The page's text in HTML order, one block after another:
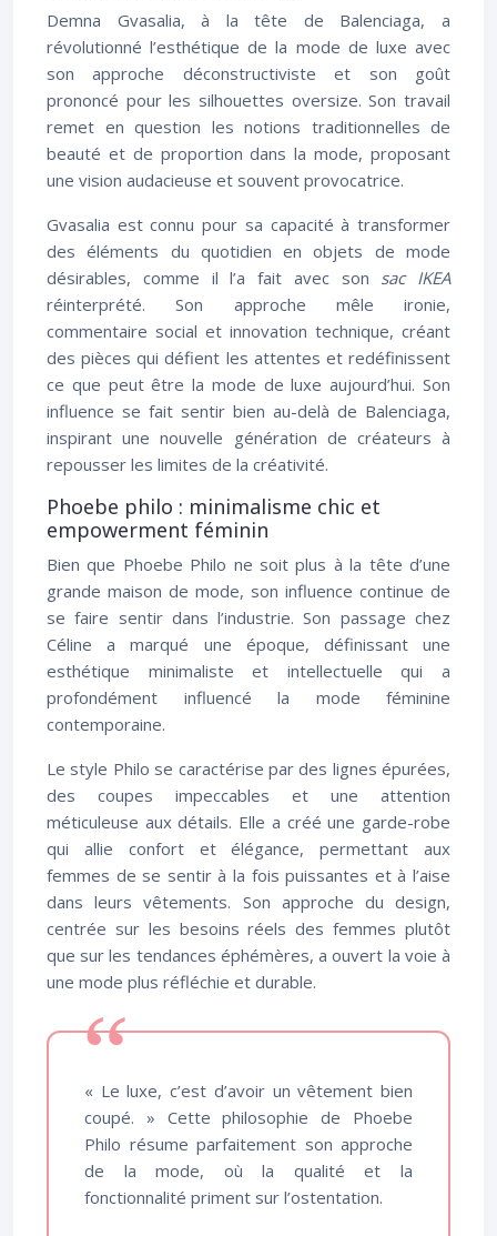
Demna Gvasalia, à la tête de Balenciaga, a
révolutionné l’esthétique de la mode de luxe avec
son approche déconstructiviste et son goût
prononcé pour les silhouettes oversize. Son travail
remet en question les notions traditionnelles de
beauté et de proportion dans la mode, proposant
une vision audacieuse et souvent provocatrice.
Gvasalia est connu pour sa capacité à transformer
des éléments du quotidien en objets de mode
désirables, comme il l’a fait avec son sac IKEA
réinterprété. Son approche mêle ironie,
commentaire social et innovation technique, créant
des pièces qui défient les attentes et redéfinissent
ce que peut être la mode de luxe aujourd’hui. Son
influence se fait sentir bien au-delà de Balenciaga,
inspirant une nouvelle génération de créateurs à
repousser les limites de la créativité.
Phoebe philo : minimalisme chic et
empowerment féminin
Bien que Phoebe Philo ne soit plus à la tête d’une
grande maison de mode, son influence continue de
se faire sentir dans l’industrie. Son passage chez
Céline a marqué une époque, définissant une
esthétique minimaliste et intellectuelle qui a
profondément influencé la mode féminine
contemporaine.
Le style Philo se caractérise par des lignes épurées,
des coupes impeccables et une attention
méticuleuse aux détails. Elle a créé une garde-robe
qui allie confort et élégance, permettant aux
femmes de se sentir à la fois puissantes et à l’aise
dans leurs vêtements. Son approche du design,
centrée sur les besoins réels des femmes plutôt
que sur les tendances éphémères, a ouvert la voie à
une mode plus réfléchie et durable.
« Le luxe, c’est d’avoir un vêtement bien
coupé. » Cette philosophie de Phoebe
Philo résume parfaitement son approche
de la mode, où la qualité et la
fonctionnalité priment sur l’ostentation.